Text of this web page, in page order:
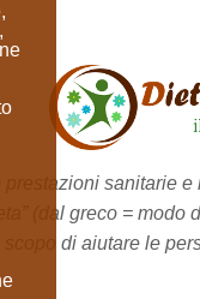
sanitarie
(dal greco = modo
di aiutare le